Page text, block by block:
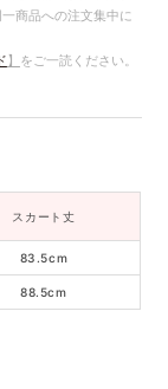
スカート丈
83.5cm
88.5cm
商品への注文集中に
】 をご一読ください。